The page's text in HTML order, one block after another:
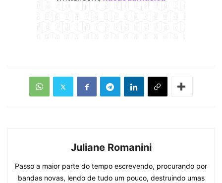
Juliane Romanini
Passo a maior parte do tempo escrevendo, procurando por
bandas novas, lendo de tudo um pouco, destruindo umas